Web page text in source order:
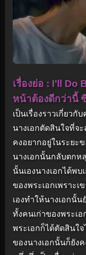
เรื่องย่อ : I’ll
หน้าต้องดีกว่านี้
เป็นเรื่องราวเกี่ยว
นางเอกตัดสินใจที่จ
คงอยากอยู่ในระยะ
นางเอกนั้นกลับตกห
นั้นเองนางเอกได้พ
ของพระเอกเพราะเ
เองทำให้นางเอกนั้
ทั้งคนเก่าของพระ
พระเอกก็ได้ตัดสินใ
ของนางเอกนั้นก็ยังค